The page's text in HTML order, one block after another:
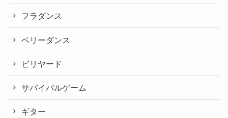
フラダンス
ベリーダンス
ビリヤード
サバイバルゲーム
ギター